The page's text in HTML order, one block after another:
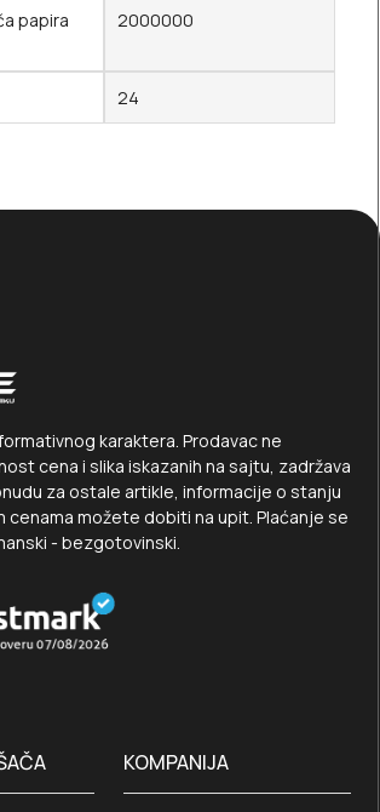
papira
2000000
24
karaktera. Prodavac ne
cena i slika iskazanih na sajtu, zadržava
za ostale artikle, informacije o stanju
cenama možete dobiti na upit. Plaćanje se
- bezgotovinski.
KOMPANIJA